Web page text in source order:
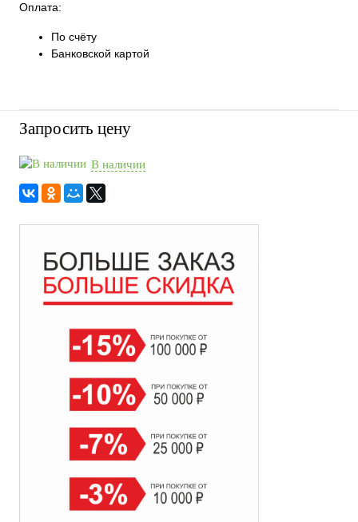
Оплата:
По счёту
Банковской картой
Запросить цену
В наличии